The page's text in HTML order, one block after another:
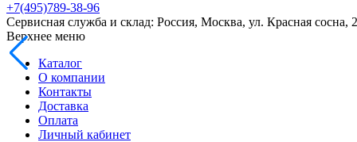
+7(495)789-38-96
Сервисная служба и склад: Россия, Москва, ул. Красная сосна,
Верхнее меню
Каталог
О компании
Контакты
Доставка
Оплата
Личный кабинет